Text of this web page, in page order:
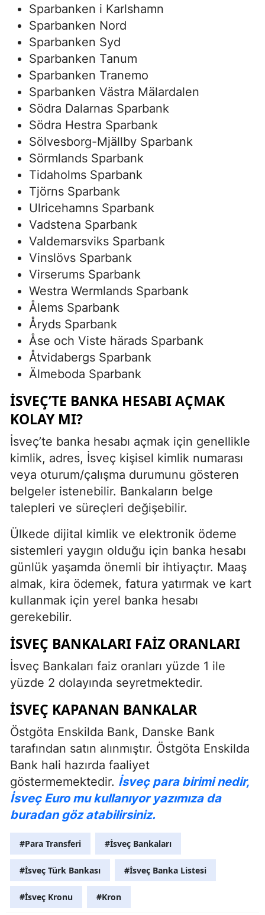
Sparbanken i Karlshamn
Sparbanken Nord
Sparbanken Syd
Sparbanken Tanum
Sparbanken Tranemo
Sparbanken Västra Mälardalen
Södra Dalarnas Sparbank
Södra Hestra Sparbank
Sölvesborg-Mjällby Sparbank
Sörmlands Sparbank
Tidaholms Sparbank
Tjörns Sparbank
Ulricehamns Sparbank
Vadstena Sparbank
Valdemarsviks Sparbank
Vinslövs Sparbank
Virserums Sparbank
Westra Wermlands Sparbank
Ålems Sparbank
Åryds Sparbank
Åse och Viste härads Sparbank
Åtvidabergs Sparbank
Älmeboda Sparbank
İSVEÇ’TE BANKA HESABI AÇMAK
KOLAY MI?
İsveç’te banka hesabı açmak için genellikle
kimlik, adres, İsveç kişisel kimlik numarası
veya oturum/çalışma durumunu gösteren
belgeler istenebilir. Bankaların belge
talepleri ve süreçleri değişebilir.
Ülkede dijital kimlik ve elektronik ödeme
sistemleri yaygın olduğu için banka hesabı
günlük yaşamda önemli bir ihtiyaçtır. Maaş
almak, kira ödemek, fatura yatırmak ve kart
kullanmak için yerel banka hesabı
gerekebilir.
İSVEÇ BANKALARI FAIZ ORANLARI
İsveç Bankaları faiz oranları yüzde 1 ile
yüzde 2 dolayında seyretmektedir.
İSVEÇ KAPANAN BANKALAR
Östgöta Enskilda Bank, Danske Bank
tarafından satın alınmıştır. Östgöta Enskilda
Bank hali hazırda faaliyet
göstermemektedir. İsveç para birimi nedir,
İsveç Euro mu kullanıyor yazımıza da
buradan göz atabilirsiniz.
#Para Transferi #İsveç Bankaları
#İsveç Türk Bankası #İsveç Banka Listesi
#İsveç Kronu #Kron